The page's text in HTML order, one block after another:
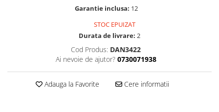
Aparataj şi accesorii
Alimentatoare/Drivere
Garantie inclusa: 12
STOC EPUIZAT
Durata de livrare: 2
Cod Produs: DAN3422
Ai nevoie de ajutor? 0730071938
Adauga la Favorite Cere informatii